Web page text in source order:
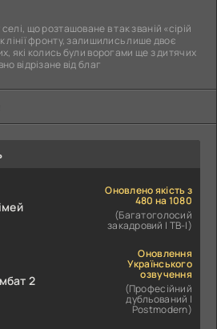
що розташоване в так званій «сірій
лінії фронту, залишились лише двоє
які колись були ворогами ще з дитячих
відрізане від благ
Оновлено якість з
480 на 1080
(Багатоголосий
закадровий | ТВ-І)
2
Оновлення
Українського
озвучення
(Професійний
дубльований |
Postmodern)